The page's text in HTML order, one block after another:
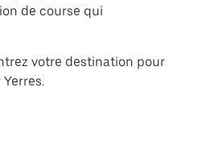
de course qui
votre destination pour